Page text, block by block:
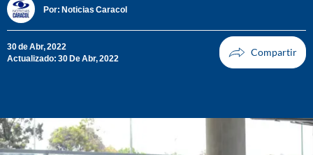
Por: Noticias Caracol
30 de Abr, 2022
Actualizado: 30 De Abr, 2022